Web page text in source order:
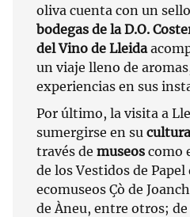
oliva cuenta con un
bodegas de la D.O.
del Vino de Lleida
un viaje lleno de
experiencias en sus
Por último, la visita a
sumergirse en su
través de museos como
de los Vestidos de
ecomuseos Çò de
de Àneu, entre otros; de